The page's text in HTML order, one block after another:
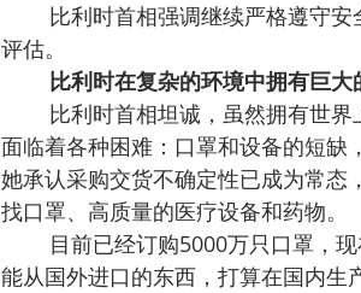
比利时首相强调继续严格遵守
评估。
比利时在复杂的环境中拥有巨大
比利时首相坦诚，虽然拥有世
面临着各种困难：口罩和设备的短缺
她承认采购交货不确定性已成为常态
找口罩、高质量的医疗设备和药物。
目前已经订购5000万只口罩，
能从国外进口的东西，打算在国内生产